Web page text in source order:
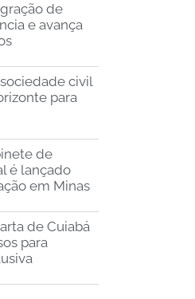
de
e avança
civil
para
de
é lançado
em Minas
de Cuiabá
para